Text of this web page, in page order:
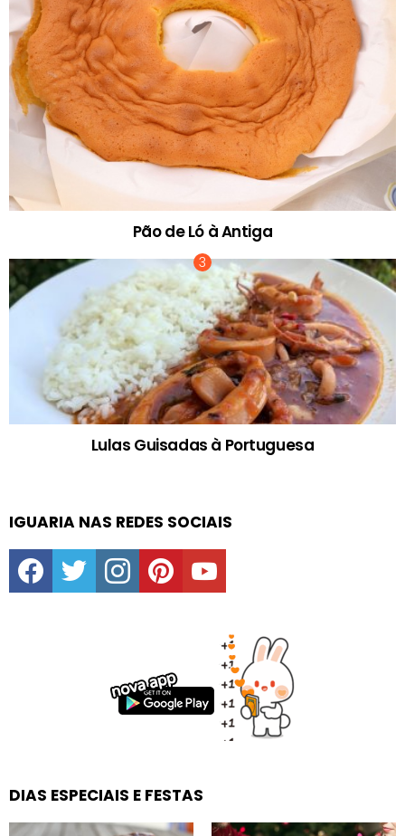
Pão de Ló à Antiga
Lulas Guisadas à Portuguesa
IGUARIA NAS REDES SOCIAIS
facebooktwitter instagrampinterestyoutube
DIAS ESPECIAIS E FESTAS